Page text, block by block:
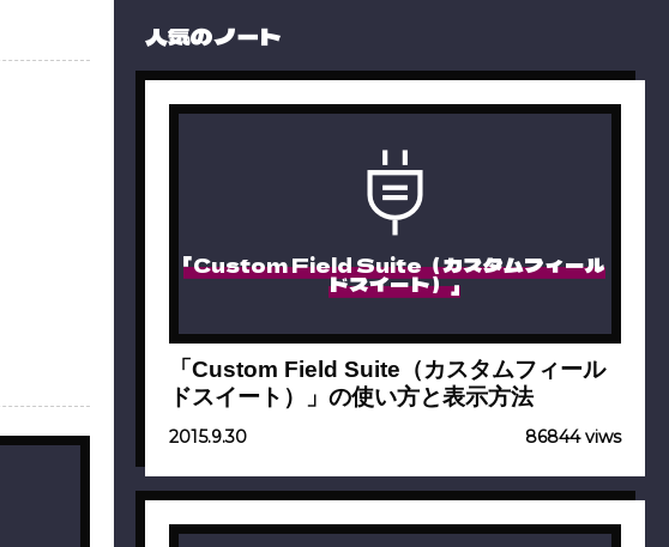
人気のノート
「Custom Field Suite（カスタムフィール
ドスイート）」
「Custom Field Suite（カスタムフィール
ドスイート）」の使い方と表示方法
2015.9.30 86844 viws